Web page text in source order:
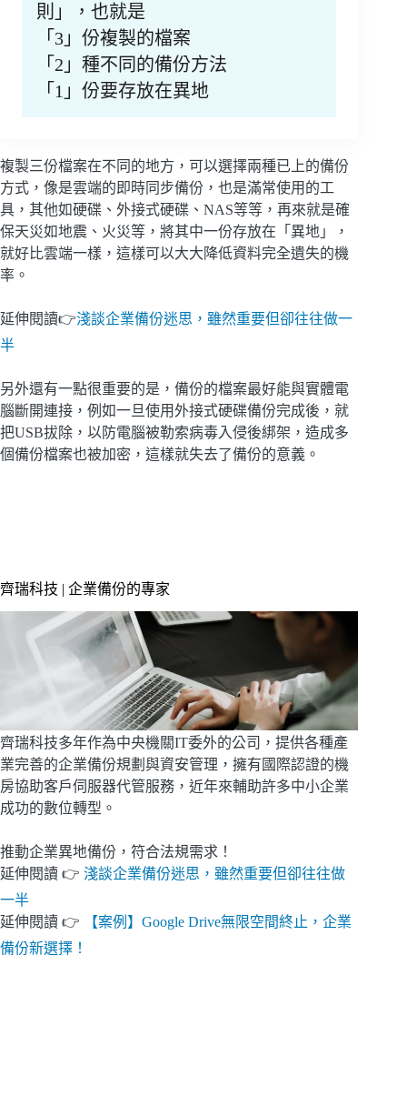
則」，也就是
「3」份複製的檔案
「2」種不同的備份方法
「1」份要存放在異地
複製三份檔案在不同的地方，可以選擇兩種已上的備份
方式，像是雲端的即時同步備份，也是滿常使用的工
具，其他如硬碟、外接式硬碟、NAS等等，再來就是確
保天災如地震、火災等，將其中一份存放在「異地」，
就好比雲端一樣，這樣可以大大降低資料完全遺失的機
率。
延伸閱讀👉淺談企業備份迷思，雖然重要但卻往往做一
半
另外還有一點很重要的是，備份的檔案最好能與實體電
腦斷開連接，例如一旦使用外接式硬碟備份完成後，就
把USB拔除，以防電腦被勒索病毒入侵後綁架，造成多
個備份檔案也被加密，這樣就失去了備份的意義。
齊瑞科技 | 企業備份的專家
齊瑞科技多年作為中央機關IT委外的公司，提供各種產
業完善的企業備份規劃與資安管理，擁有國際認證的機
房協助客戶伺服器代管服務，近年來輔助許多中小企業
成功的數位轉型。
推動企業異地備份，符合法規需求！
延伸閱讀 👉 淺談企業備份迷思，雖然重要但卻往往做
一半
延伸閱讀 👉
【案例】Google Drive無限空間終止，企業
備份新選擇！